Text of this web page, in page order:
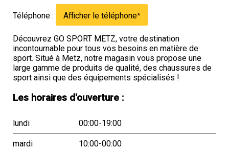
Téléphone : Afficher le téléphone*
Découvrez GO SPORT METZ, votre destination
incontournable pour tous vos besoins en matière de
sport. Situé à Metz, notre magasin vous propose une
large gamme de produits de qualité, des chaussures de
sport ainsi que des équipements spécialisés !
Les horaires d'ouverture :
lundi 00:00-19:00
mardi 10:00-00:00